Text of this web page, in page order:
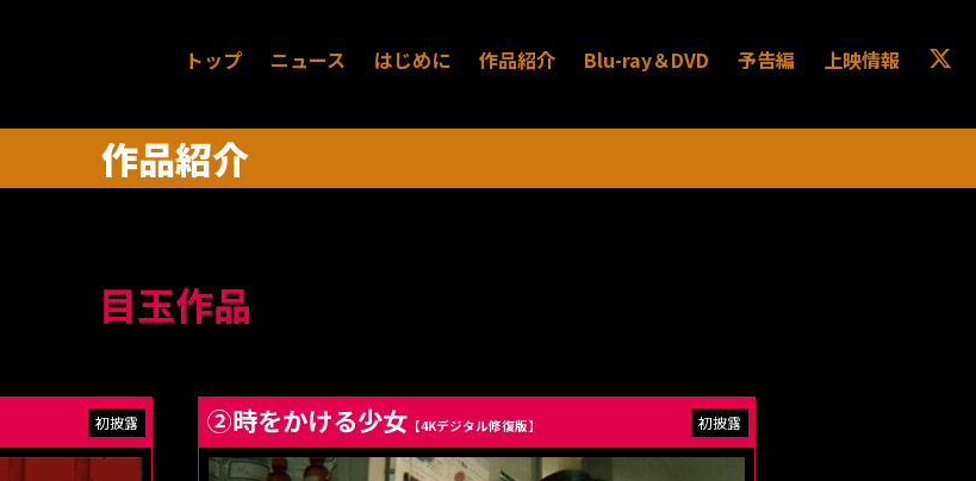
トップ ニュース はじめに 作品紹介 Blu-ray＆DVD 予告編 上映情報
作品紹介
目玉作品
②時をかける少女 【4Kデジタル修復版】